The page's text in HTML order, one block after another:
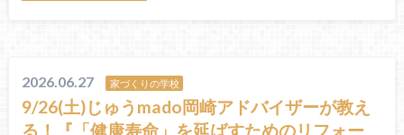
2026.06.27 家づくりの学校
9/26(土)じゅうmado岡崎アドバイザーが教え
る！『「健康寿命」を延ばすためのリフォー